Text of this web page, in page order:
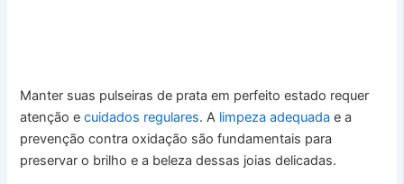
Manter suas pulseiras de prata em perfeito estado requer
atenção ecuidados regulares. A limpeza adequada e a
prevenção contra oxidação são fundamentais para
preservar o brilho e a beleza dessas joias delicadas.